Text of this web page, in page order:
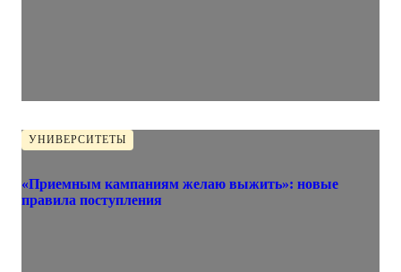
УНИВЕРСИТЕТЫ
«Приемным кампаниям желаю выжить»: новые
правила поступления